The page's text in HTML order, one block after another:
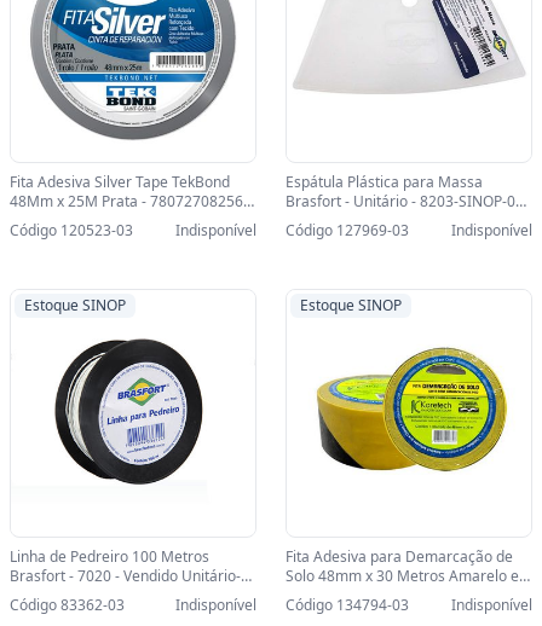
Fita Adesiva Silver Tape TekBond
48Mm x 25M Prata - 78072708256-
SINOP-03 - 78072708256
Código 120523-03 Indisponível
Espátula Plástica para Massa
Brasfort - Unitário - 8203-SINOP-03 -
8203
Código 127969-03 Indisponível
Estoque SINOP
Linha de Pedreiro 100 Metros
Brasfort - 7020 - Vendido Unitário-
SINOP-03 - 7020
Código 83362-03 Indisponível
Estoque SINOP
Fita Adesiva para Demarcação de
Solo 48mm x 30 Metros Amarelo e
Preto Koretech - Vendido Unitário -
51.11.4.0002-SINOP-03 -
Código 134794-03 Indisponível